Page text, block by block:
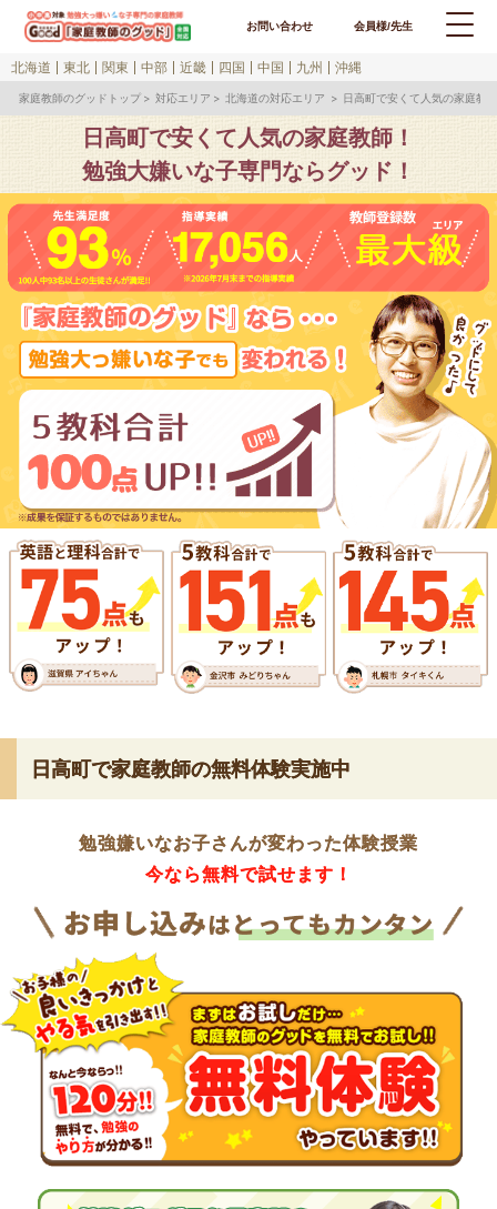
お問い合わせ 会員様/先生
北海道 東北 関東 中部 近畿 四国 中国 九州 沖縄
家庭教師のグッドトップ 対応エリア 北海道の対応エリア 日高町で安くて人気の家庭教
日高町で安くて人気の家庭教師！
勉強大嫌いな子専門ならグッド！
日高町で家庭教師の無料体験実施中
勉強嫌いなお子さんが変わった体験授業
今なら無料で試せます！